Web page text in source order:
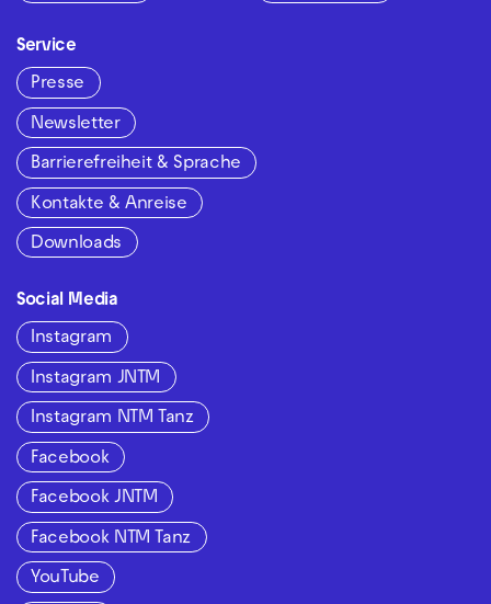
Service
Presse
Newsletter
Barrierefreiheit & Sprache
Kontakte & Anreise
Downloads
Social Media
Instagram
Instagram JNTM
Instagram NTM Tanz
Facebook
Facebook JNTM
Facebook NTM Tanz
YouTube